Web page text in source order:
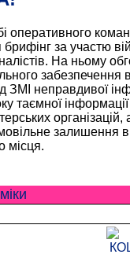
оперативного
брифінг за участю
На ньому
забезпечення
неправдивої
таємної
організацій,
залишення
місця.